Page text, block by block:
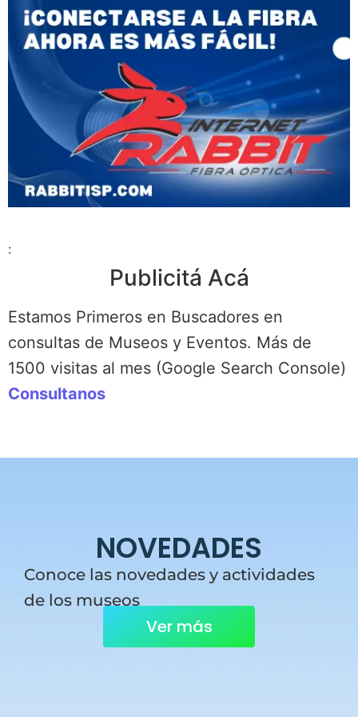
:
Publicitá Acá
Estamos Primeros en Buscadores en
consultas de Museos y Eventos. Más de
1500 visitas al mes (Google Search Console)
Consultanos
NOVEDADES
Conoce las novedades y actividades
de los museos
Ver más